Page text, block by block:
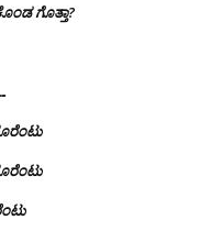
ಗೊತ್ತಾ?